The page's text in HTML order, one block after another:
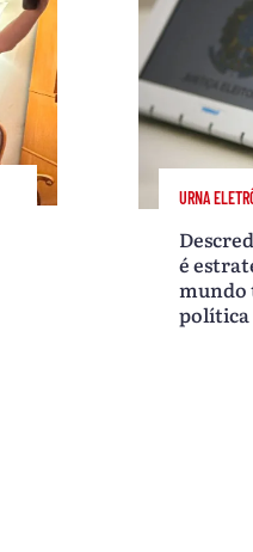
URNA
é
mundo
política